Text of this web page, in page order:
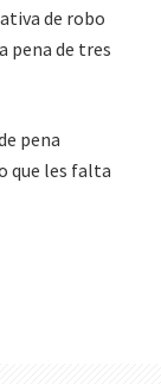
de robo
pena de tres
pena
que les falta